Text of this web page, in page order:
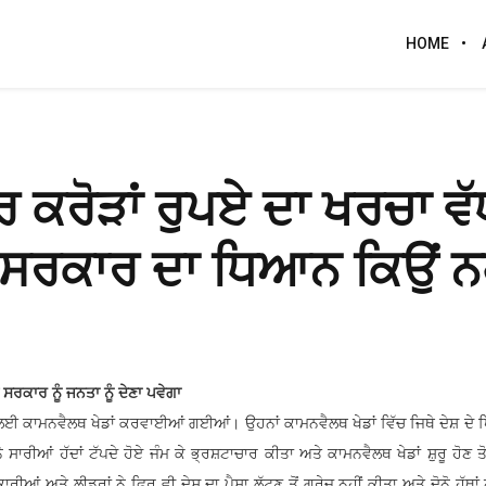
HOME
ਰੁਪਏ ਦਾ ਖਰਚਾ
ਦਾ ਧਿਆਨ ਕਿਉਂ
ਨੂੰ ਜਨਤਾ ਨੂੰ ਦੇਣਾ ਪਵੇਗਾ
ਕਾਮਨਵੈਲਥ ਖੇਡਾਂ ਕਰਵਾਈਆਂ ਗਈਆਂ। ਉਹਨਾਂ ਕਾਮਨਵੈਲਥ ਖੇਡਾਂ ਵਿੱਚ ਜਿਥੇ ਦੇਸ਼ ਦੇ
ਹੱਦਾਂ ਟੱਪਦੇ ਹੋਏ ਜੰਮ ਕੇ ਭ੍ਰਸ਼ਟਾਚਾਰ ਕੀਤਾ ਅਤੇ ਕਾਮਨਵੈਲਥ ਖੇਡਾਂ ਸ਼ੁਰੂ ਹੋਣ ਤੋ